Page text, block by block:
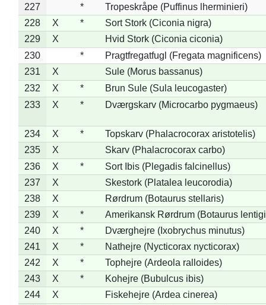
227 *
Tropeskråpe (Puffinus lherminieri)
228
X *
Sort Stork (Ciconia nigra)
229
X
Hvid Stork (Ciconia ciconia)
230
*
Pragtfregatfugl (Fregata magnificens)
231
X
Sule (Morus bassanus)
232
X *
Brun Sule (Sula leucogaster)
233
X * Dværgskarv (Microcarbo pygmaeus)
234 X *
Topskarv (Phalacrocorax aristotelis)
235
X
Skarv (Phalacrocorax carbo)
236
X *
Sort Ibis (Plegadis falcinellus)
237
X
Skestork (Platalea leucorodia)
238
X
Rørdrum (Botaurus stellaris)
239
X *
Amerikansk Rørdrum (Botaurus
240
X *
Dværghejre (Ixobrychus minutus)
241
X *
Nathejre (Nycticorax nycticorax)
242
X *
Tophejre (Ardeola ralloides)
243
X *
Kohejre (Bubulcus ibis)
244
X
Fiskehejre (Ardea cinerea)